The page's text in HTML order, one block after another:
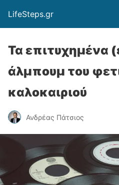
LifeSteps.gr
Τα επιτυχημένα
άλμπουμ του
καλοκαιριού
Ανδρέας Πάτσιος